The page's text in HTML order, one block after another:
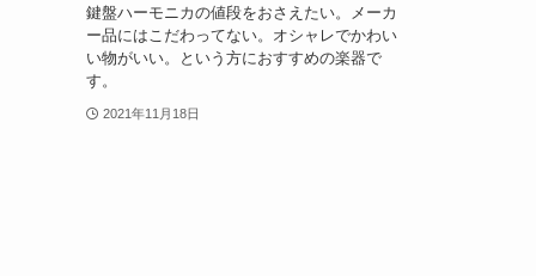
鍵盤ハーモニカの値段をおさえたい。メーカ
ー品にはこだわってない。オシャレでかわい
い物がいい。という方におすすめの楽器で
す。
2021年11月18日